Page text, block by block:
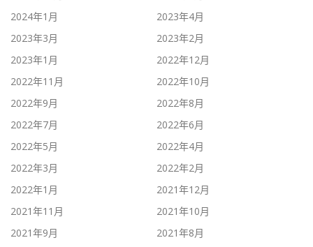
2024年1月
2023年4月
2023年3月
2023年2月
2023年1月
2022年12月
2022年11月
2022年10月
2022年9月
2022年8月
2022年7月
2022年6月
2022年5月
2022年4月
2022年3月
2022年2月
2022年1月
2021年12月
2021年11月
2021年10月
2021年9月
2021年8月